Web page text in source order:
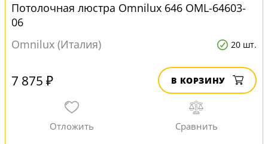
Потолочная люстра Omnilux 646 OML-64603-
06
Omnilux (Италия)
20 шт.
7 875 ₽ В КОРЗИНУ